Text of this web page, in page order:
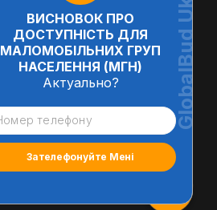
ВИСНОВОК ПРО
ДОСТУПНІСТЬ ДЛЯ
МАЛОМОБІЛЬНИХ ГРУП
НАСЕЛЕННЯ (МГН)
Актуально?
офіс 21